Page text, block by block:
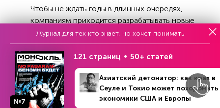
Чтобы не ждать годы в длинных очередях,
компаниям приходится разрабатывать новые
корпоративные стратегии. Для обеспечения
своих дата-центров энергией Microsoft,
например, помогает вновь запустить атомную
электростанцию «Три-Майл-Айленд». Google
подписал несколько соглашений, связанных с
развитием атомной энергетики нового
поколения. Amazon, Oracle, OpenAI и другие
Журнал для тех кто знает, но хочет понимать
№7
121 страниц 50+ статей
Азиатский детонатор: как крах в
Сеуле и Токио может похоронить
экономики США и Европы